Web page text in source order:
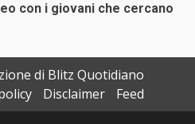
con i giovani che cercano
di Blitz Quotidiano
Disclaimer
Feed